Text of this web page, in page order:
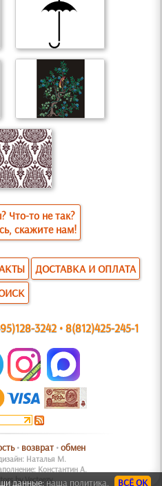
Что-то не так?
скажите нам!
ДОСТАВКА И ОПЛАТА
3242•8(812)425-245-1
• возврат•обмен
Наталья М.
Константин А.
by Vecteezy
ВСЁ ОК
данные: наша политика.